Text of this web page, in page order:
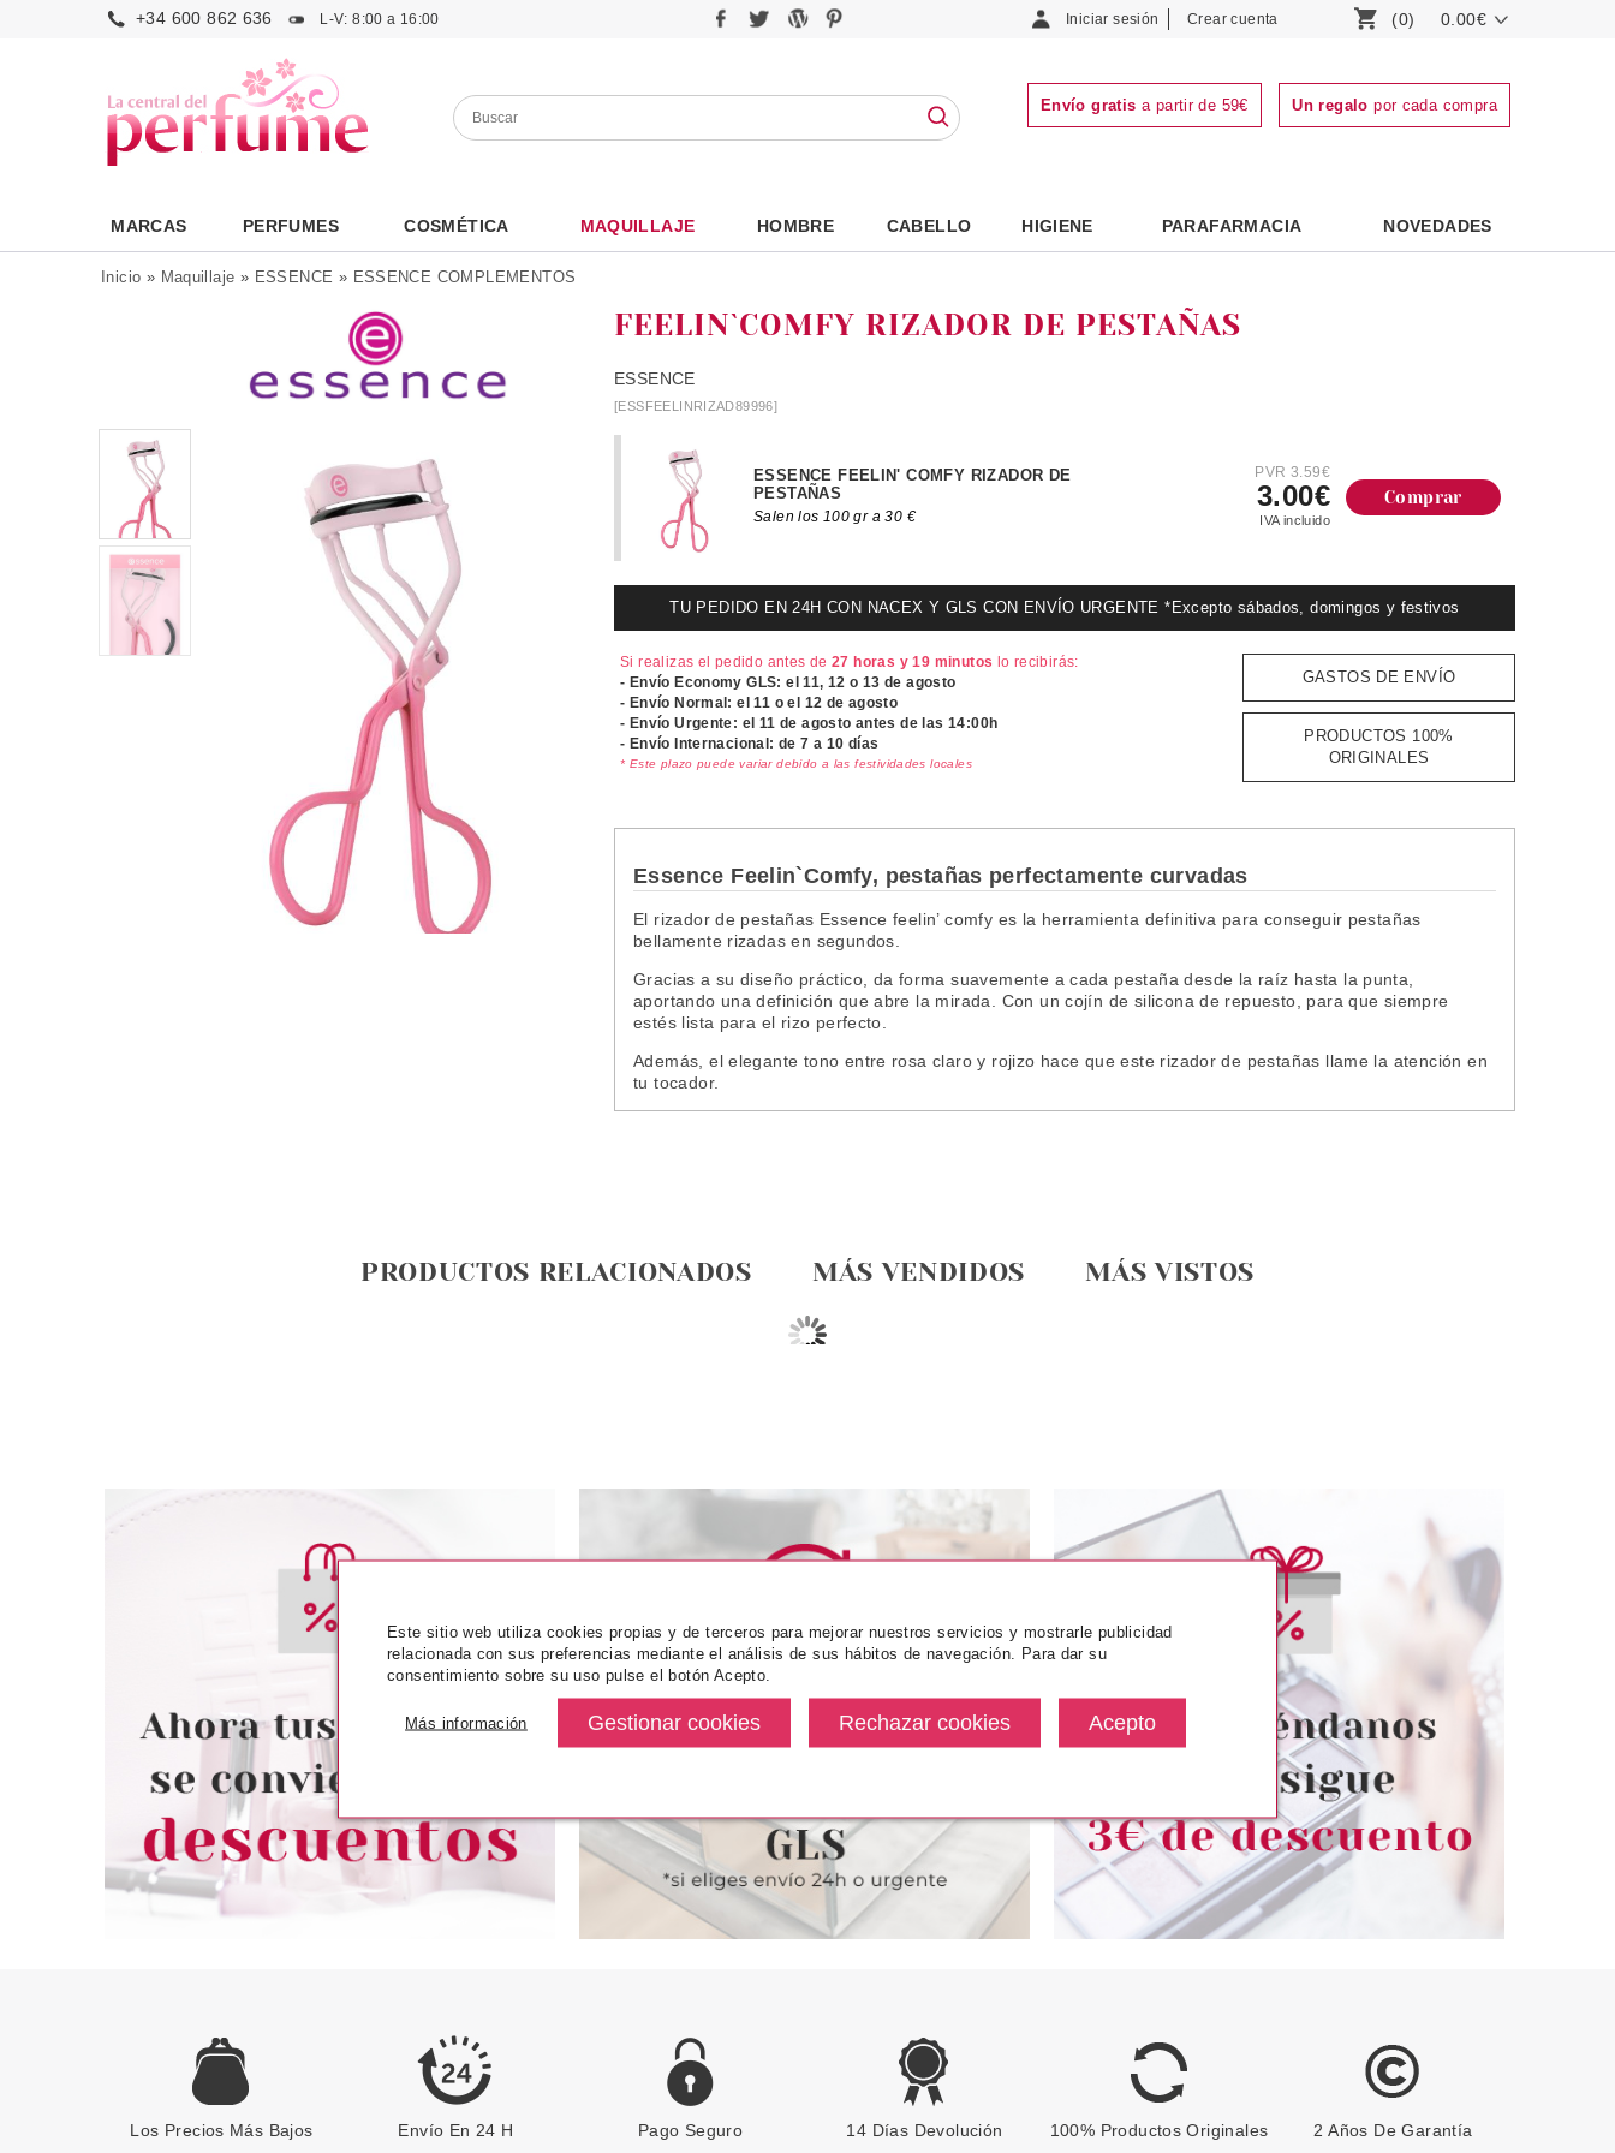
+34 600 862 636 L-V: 8:00 a 16:00 Iniciar sesión Crear cuenta (0) 0.00€
Envío gratis a partir de 59€ Un regalo por cada compra
MARCAS PERFUMES COSMÉTICA MAQUILLAJE HOMBRE CABELLO HIGIENE PARAFARMACIA NOVEDADES
Inicio » Maquillaje » ESSENCE » ESSENCE COMPLEMENTOS
FEELIN`COMFY RIZADOR DE PESTAÑAS
ESSENCE
[ESSFEELINRIZAD89996]
ESSENCE FEELIN' COMFY RIZADOR DE
PESTAÑAS
Salen los 100 gr a 30 €
PVR 3.59€
3.00€
IVA incluido
Comprar
TU PEDIDO EN 24H CON NACEX Y GLS CON ENVÍO URGENTE *Excepto sábados, domingos y festivos
Si realizas el pedido antes de27 horas y 19 minutos lo recibirás:
- Envío Economy GLS: el11, 12 o 13 de agosto
- Envío Normal: el11 o el 12 de agosto
- Envío Urgente: el 11 de agosto antes de las 14:00h
- Envío Internacional: de 7 a 10 días
* Este plazo puede variar debido a las festividades locales
GASTOS DE ENVÍO
PRODUCTOS 100%
ORIGINALES
Essence Feelin`Comfy, pestañas perfectamente curvadas
El rizador de pestañas Essence feelin’ comfy es la herramienta definitiva para conseguir pestañas
bellamente rizadas en segundos.
Gracias a su diseño práctico, da forma suavemente a cada pestaña desde la raíz hasta la punta,
aportando una definición que abre la mirada. Con un cojín de silicona de repuesto, para que siempre
estés lista para el rizo perfecto.
Además, el elegante tono entre rosa claro y rojizo hace que este rizador de pestañas llame la atención en
tu tocador.
PRODUCTOS RELACIONADOS MÁS VENDIDOS MÁS VISTOS
ESSENCE ALICE IN
Pvr 4.59€
desde
3.96€
ESSENCE
ESSENCE BRUSH IT LIKE IT'S
ART PINCEL PARA CEJAS
Pvr 2.99€ desde
2.55€
ESSENCE
ESSENCE DISNEY PRINCESS
PINCEL PARA DIFUMINAR
JASMÍN
Pvr 2.99€
desde
1.90€
ESSENCE
ESSENCE ALICE IN
MAQUILLAJE COLOUR
CHANGING
Pvr 3.79€ desde
3.27€
ESSENCE APLICADOR DE
PESTAÑAS POSTIZAS
Pvr 3.79€
-27%
desde
ESSENCE
Los Precios Más Bajos Envío En 24 H Pago Seguro 14 Días Devolución 100% Productos Originales 2 Años De Garantía
Este sitio web utiliza cookies propias y de terceros para mejorar nuestros servicios y mostrarle publicidad
relacionada con sus preferencias mediante el análisis de sus hábitos de navegación. Para dar su
consentimiento sobre su uso pulse el botón Acepto.
Más información